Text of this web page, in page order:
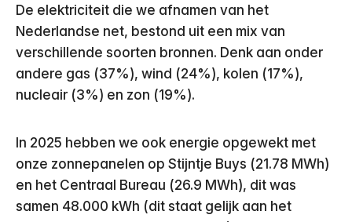
De elektriciteit die we afnamen van het
Nederlandse net, bestond uit een mix van
verschillende soorten bronnen. Denk aan onder
andere gas (37%), wind (24%), kolen (17%),
nucleair (3%) en zon (19%).
In 2025 hebben we ook energie opgewekt met
onze zonnepanelen op Stijntje Buys (21.78 MWh)
en het Centraal Bureau (26.9 MWh), dit was
samen 48.000 kWh (dit staat gelijk aan het